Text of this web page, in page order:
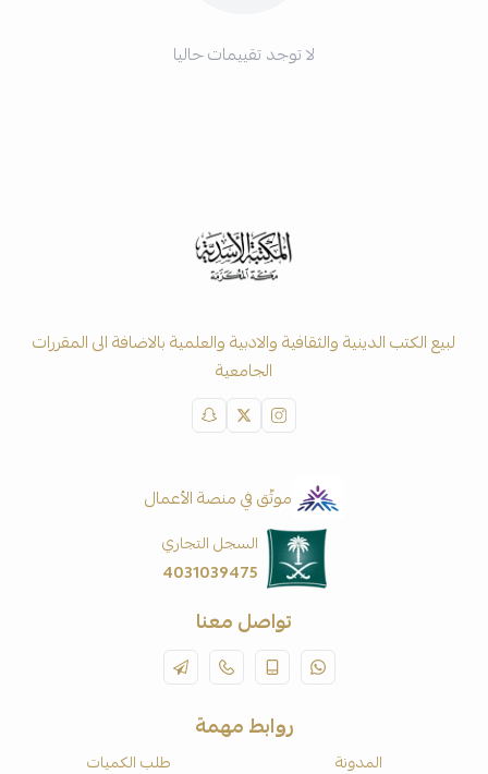
لا توجد تقييمات حاليا
لبيع الكتب الدينية والثقافية والادبية والعلمية بالاضافة الى المقررات
الجامعية
موثّق في منصة الأعمال
السجل التجاري
4031039475
تواصل معنا
روابط مهمة
المدونة
طلب الكميات